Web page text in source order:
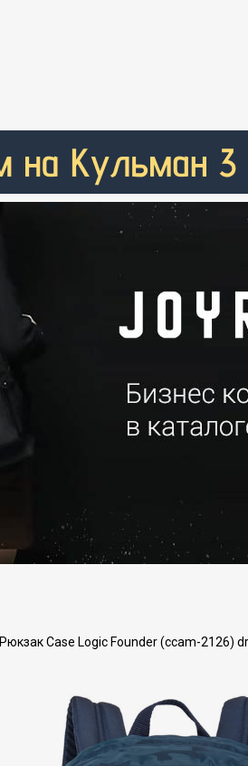
Рюкзак Case Logic Founder (ccam-2126)